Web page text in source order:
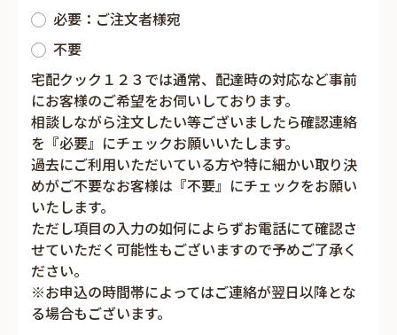
必要：ご注文者様宛
不要
宅配クック１２３では通常、配達時の対応など事前
にお客様のご希望をお伺いしております。
相談しながら注文したい等ございましたら確認連絡
を『必要』にチェックお願いいたします。
過去にご利用いただいている方や特に細かい取り決
めがご不要なお客様は『不要』にチェックをお願い
いたします。
ただし項目の入力の如何によらずお電話にて確認さ
せていただく可能性もございますので予めご了承く
ださい。
※お申込の時間帯によってはご連絡が翌日以降とな
る場合もございます。